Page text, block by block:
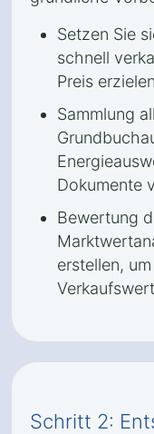
Setzen Sie
schnell
Preis
Sammlung
Dokumente
Bewertung
erstellen,
Schritt 2: